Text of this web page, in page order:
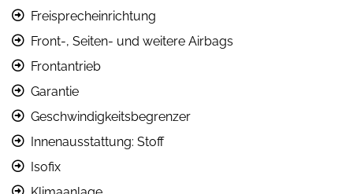
Freisprecheinrichtung
Front-, Seiten- und weitere Airbags
Frontantrieb
Garantie
Geschwindigkeitsbegrenzer
Innenausstattung: Stoff
Isofix